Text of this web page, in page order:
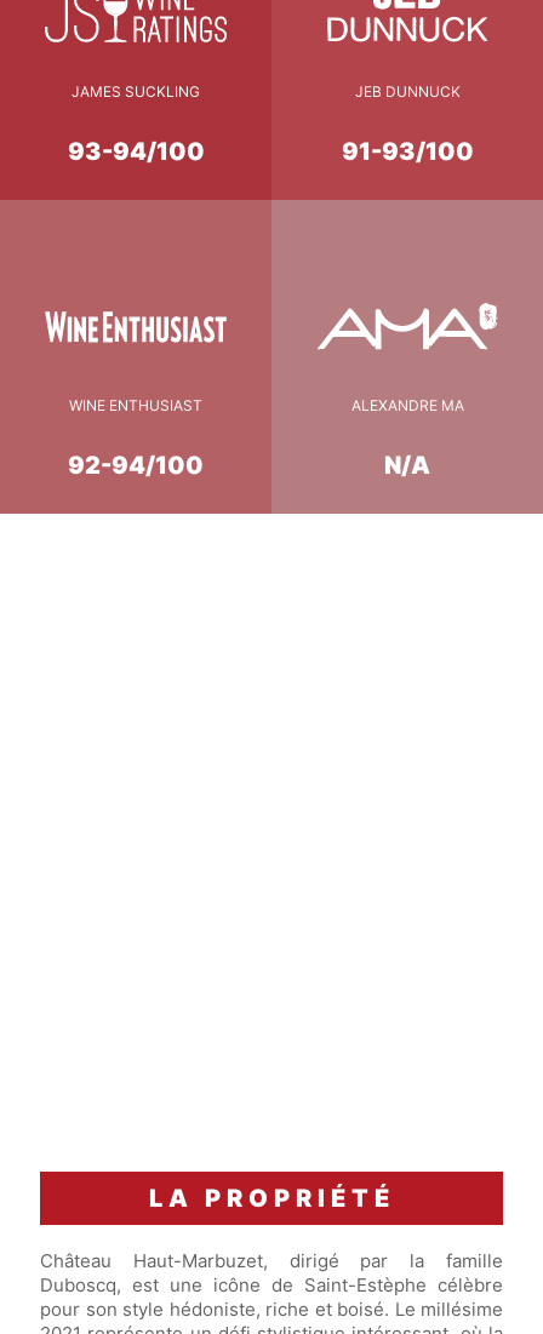
JAMES SUCKLING
93-94/100
JEB DUNNUCK
91-93/100
WINE ENTHUSIAST
92-94/100
ALEXANDRE MA
N/A
LA PROPRIÉTÉ
Château Haut-Marbuzet, dirigé par la famille
Duboscq, est une icône de Saint-Estèphe célèbre
pour son style hédoniste, riche et boisé. Le millésime